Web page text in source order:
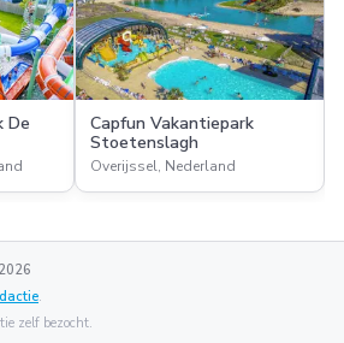
De
Capfun Vakantiepark
Stoetenslagh
Overijssel, Nederland
.
zelf bezocht.